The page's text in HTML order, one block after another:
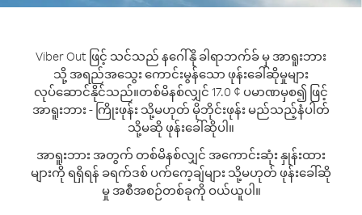
Viber Out ဖြင့် သင်သည် နဂေါ်နို ခါရာဘက်ခ် မှ အာရူးဘား
သို့ အရည်အသွေး ကောင်းမွန်သော ဖုန်းခေါ်ဆိုမှုများ
လုပ်ဆောင်နိုင်သည်။တစ်မိနစ်လျှင် 17.0 ¢ ပမာဏမှစ၍ ဖြင့်
အာရူးဘား - ကြိုးဖုန်း သို့မဟုတ် မိုဘိုင်းဖုန်း မည်သည့်နံပါတ်
သို့မဆို ဖုန်းခေါ်ဆိုပါ။
အာရူးဘား အတွက် တစ်မိနစ်လျှင် အကောင်းဆုံး နှုန်းထား
များကို ရရှိရန် ခရက်ဒစ် ပက်ကေ့ချ်များ သို့မဟုတ် ဖုန်းခေါ်ဆို
မှု အစီအစဉ်တစ်ခုကို ဝယ်ယူပါ။